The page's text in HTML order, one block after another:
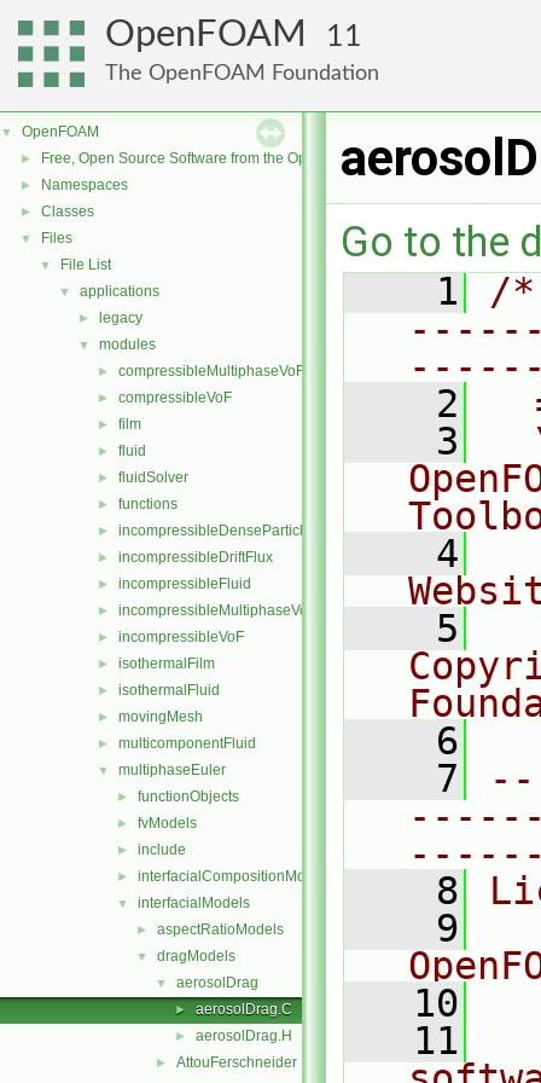
OpenFOAM 11
The OpenFOAM Foundation
▼ OpenFOAM
► Free, Open Source Software from the OpenFOAM Foundation
► Namespaces
► Classes
▼ Files
▼ File List
▼ applications
► legacy
▼ modules
► compressibleMultiphaseVoF
► compressibleVoF
► film
► fluid
► fluidSolver
► functions
► incompressibleDenseParticleFluid
► incompressibleDriftFlux
► incompressibleFluid
► incompressibleMultiphaseVoF
► incompressibleVoF
► isothermalFilm
► isothermalFluid
► movingMesh
► multicomponentFluid
▼ multiphaseEuler
► functionObjects
► fvModels
► include
► interfacialCompositionModels
▼ interfacialModels
► aspectRatioModels
▼ dragModels
▼ aerosolDrag
► aerosolDrag.C
► aerosolDrag.H
► AttouFerschneider
Go to the
    1
/
    2
    3
    4
    5
    6
    7
    8
    9
   10
   11